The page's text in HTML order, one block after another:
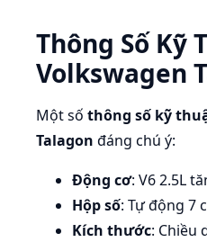
Thông Số Kỹ
Volkswagen
Một số thông số kỹ
Talagon đáng chú ý:
Động cơ: V6 2.5L
Hộp số: Tự động 7
Kích thước: Chiều